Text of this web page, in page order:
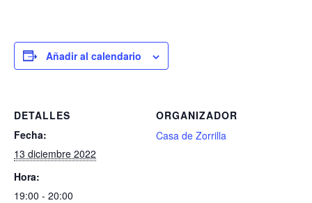
Añadir al calendario
DETALLES
Fecha:
13 diciembre 2022
Hora:
19:00 - 20:00
ORGANIZADOR
Casa de Zorrilla